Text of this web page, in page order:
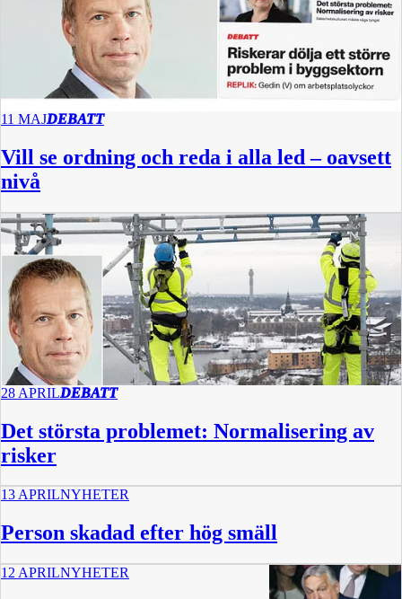
11 MAJDEBATT
Vill se ordning och reda i alla led – oavsett
nivå
28 APRILDEBATT
Det största problemet: Normalisering av
risker
13 APRILNYHETER
Person skadad efter hög smäll
12 APRILNYHETER